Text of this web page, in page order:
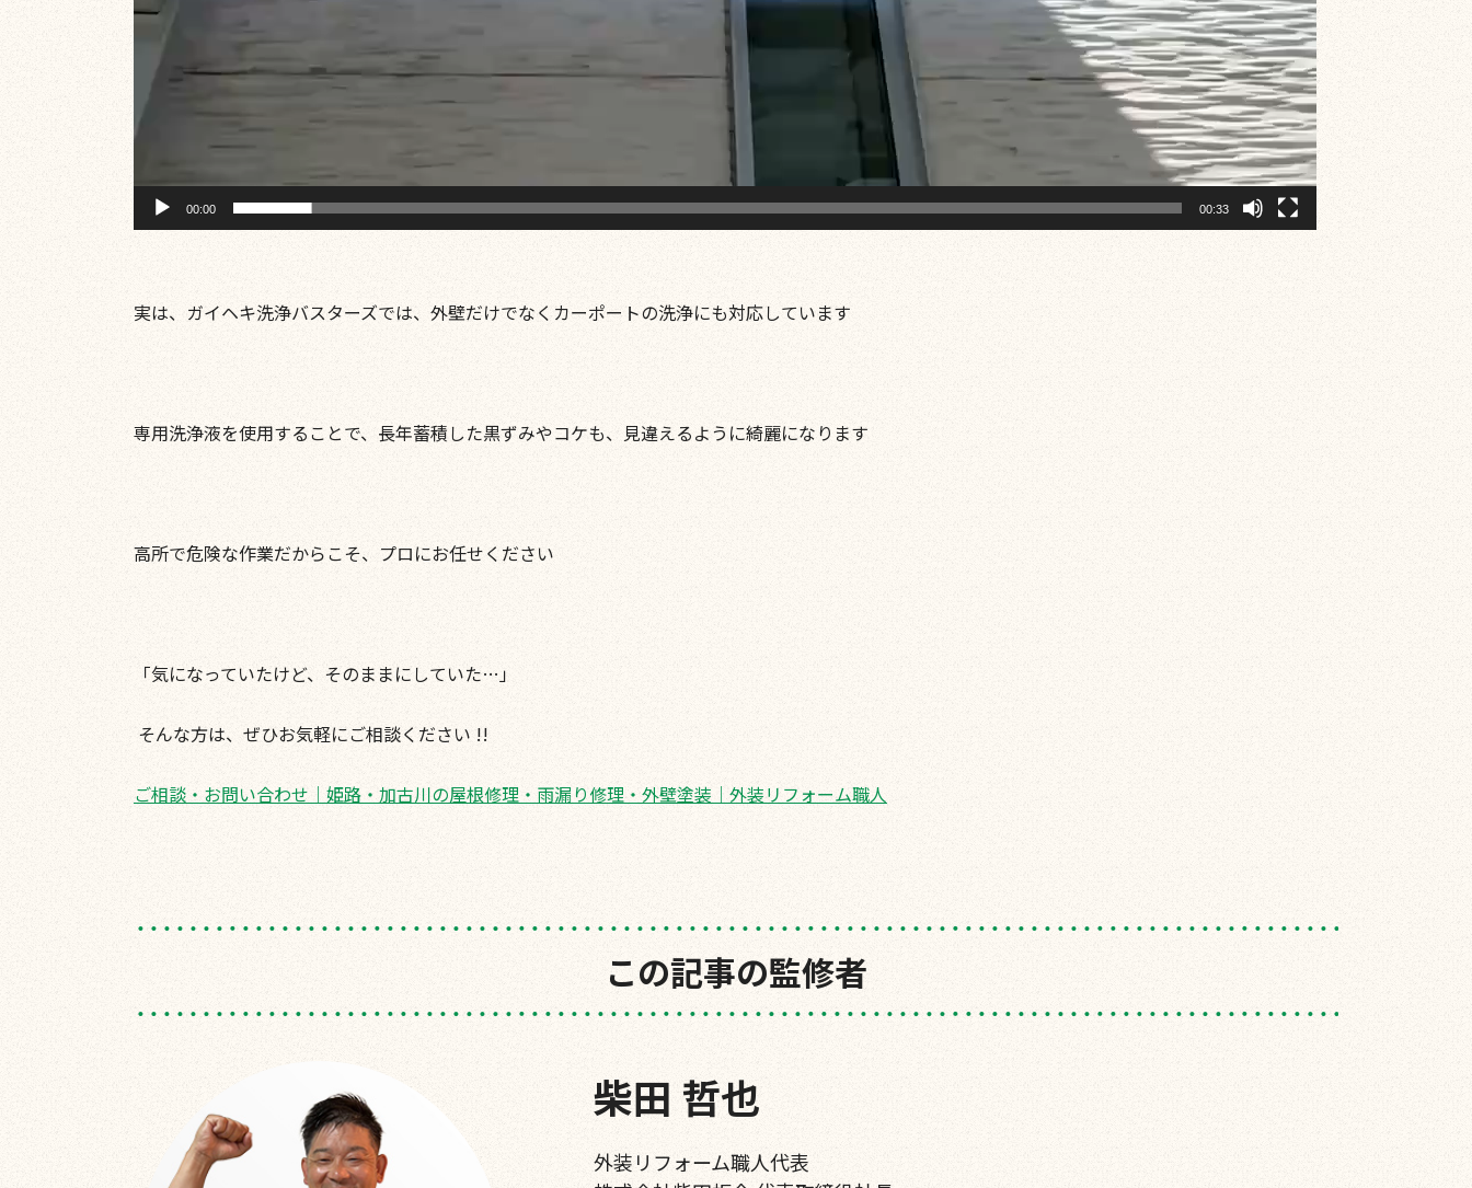
00:00 00:33
実は、ガイヘキ洗浄バスターズでは、外壁だけでなくカーポートの洗浄にも対応しています
専用洗浄液を使用することで、長年蓄積した黒ずみやコケも、見違えるように綺麗になります
高所で危険な作業だからこそ、プロにお任せください
「気になっていたけど、そのままにしていた…」
そんな方は、ぜひお気軽にご相談ください !!
ご相談・お問い合わせ｜姫路・加古川の屋根修理・雨漏り修理・外壁塗装｜外装リフォーム職人
この記事の監修者
柴田 哲也
外装リフォーム職人代表